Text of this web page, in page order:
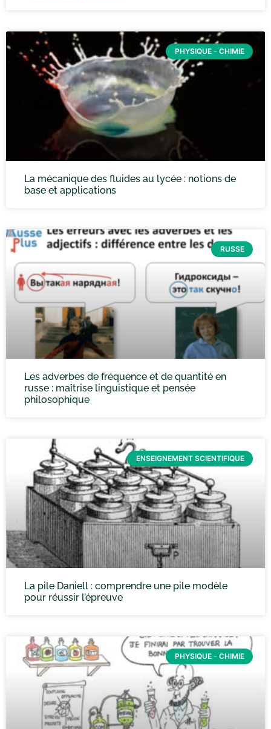
PHYSIQUE - CHIMIE
La mécanique des fluides au lycée : notions de
base et applications
RUSSE
Les adverbes de fréquence et de quantité en
russe : maîtrise linguistique et pensée
philosophique
ENSEIGNEMENT SCIENTIFIQUE
La pile Daniell : comprendre une pile modèle
pour réussir l’épreuve
PHYSIQUE - CHIMIE